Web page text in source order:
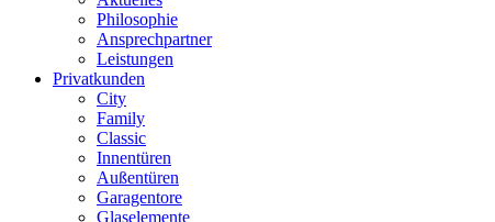
Philosophie
Ansprechpartner
Leistungen
Privatkunden
City
Family
Classic
Innentüren
Außentüren
Garagentore
Glaselemente